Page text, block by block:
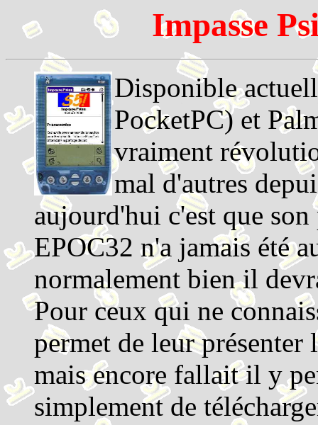
Impasse
Disponible
PocketPC) et
vraiment
mal d'autres
aujourd'hui c'est que
EPOC32 n'a jamais été
normalement bien il
Pour ceux qui ne
permet de leur présenter
mais encore fallait il y
simplement de